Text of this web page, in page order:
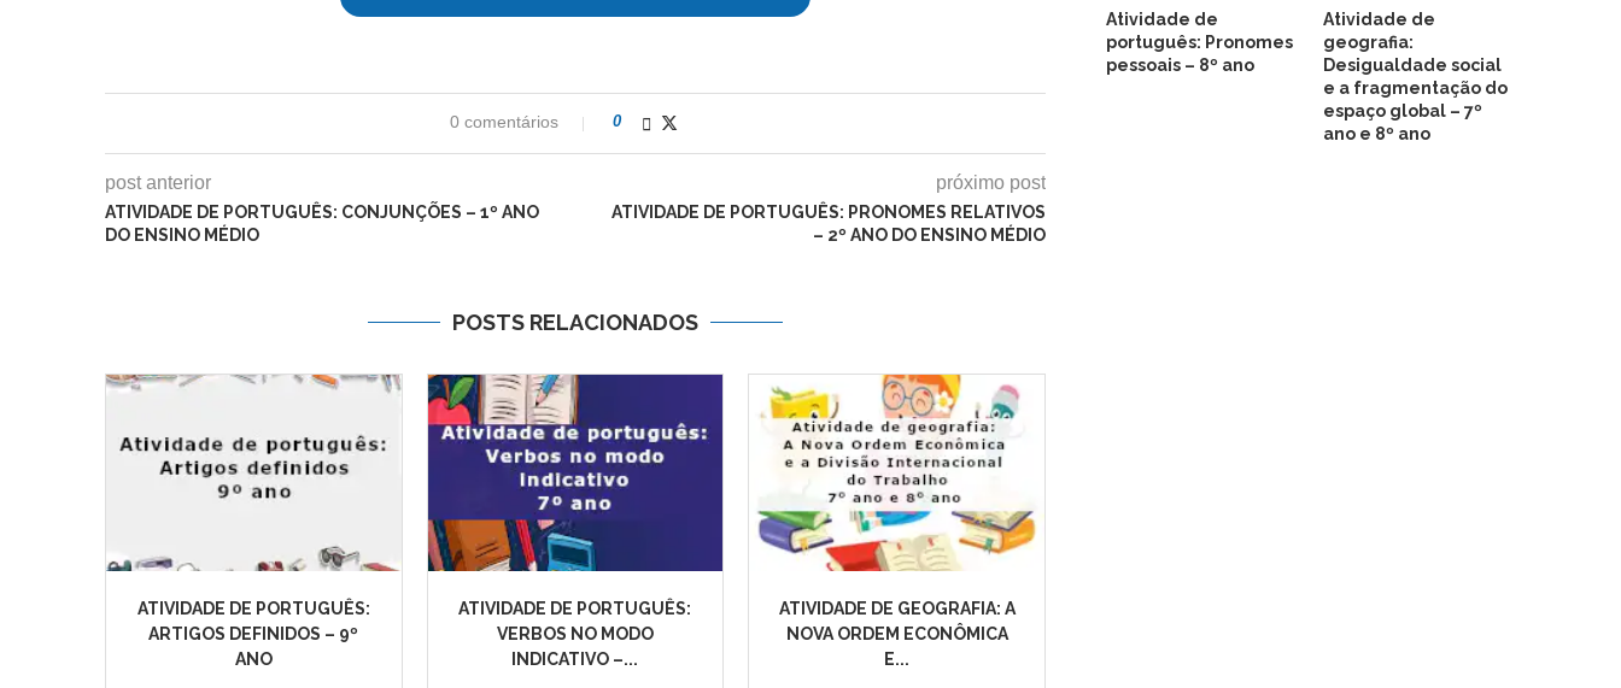
0 comentários 0
post anterior
ATIVIDADE DE PORTUGUÊS: CONJUNÇÕES – 1º ANO
DO ENSINO MÉDIO
próximo post
ATIVIDADE DE PORTUGUÊS: PRONOMES RELATIVOS
– 2º ANO DO ENSINO MÉDIO
POSTS RELACIONADOS
ATIVIDADE DE PORTUGUÊS:
ARTIGOS DEFINIDOS – 9º
ANO
ATIVIDADE DE PORTUGUÊS:
VERBOS NO MODO
INDICATIVO –...
ATIVIDADE DE GEOGRAFIA: A
NOVA ORDEM ECONÔMICA
E...
Atividade de
português: Pronomes
pessoais – 8º ano
Atividade de
geografia:
Desigualdade social
e a fragmentação do
espaço global – 7º
ano e 8º ano